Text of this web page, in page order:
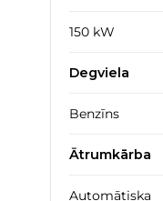
150 kW
Degviela
Benzīns
Ātrumkārba
Automātiska